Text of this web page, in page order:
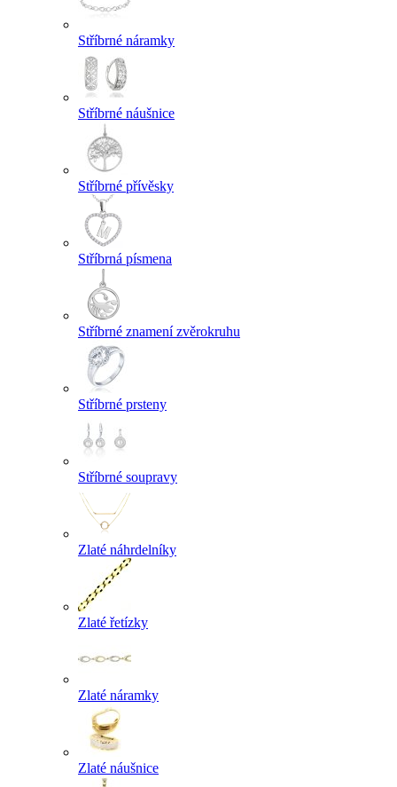
Stříbrné náramky
Stříbrné náušnice
Stříbrné přívěsky
Stříbrná písmena
Stříbrné znamení zvěrokruhu
Stříbrné prsteny
Stříbrné soupravy
Zlaté náhrdelníky
Zlaté řetízky
Zlaté náramky
Zlaté náušnice